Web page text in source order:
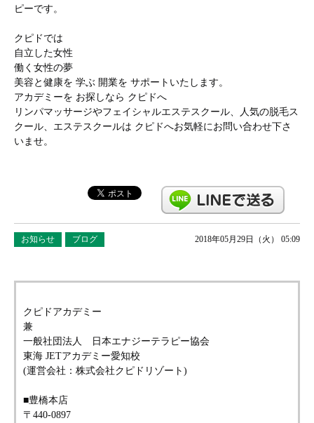
ピーです。
クピドでは
自立した女性
働く女性の夢
美容と健康を 学ぶ 開業を サポートいたします。
アカデミーを お探しなら クピドへ
リンパマッサージやフェイシャルエステスクール、人気の脱毛ス
クール、エステスクールは クピドへお気軽にお問い合わせ下さ
いませ。
お知らせ ブログ 2018年05月29日（火） 05:09
クピドアカデミー
兼
一般社団法人 日本エナジーテラピー協会
東海 JETアカデミー愛知校
(運営会社：株式会社クピドリゾート)
■豊橋本店
〒440-0897